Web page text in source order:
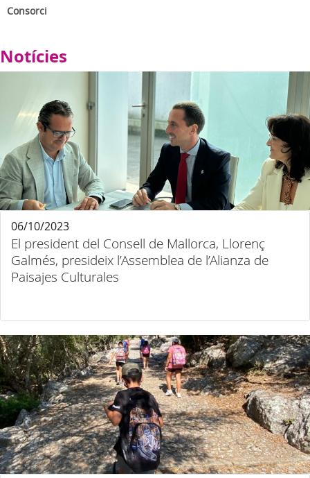
Consorci
Notícies
El president del Consell de Mallorca, Llorenç
Galmés, presideix l’Assemblea de l’Alianza de
Paisajes Culturales
06/10/2023